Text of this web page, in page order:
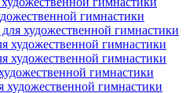
гимнастики
художественной гимнастики
гимнастики